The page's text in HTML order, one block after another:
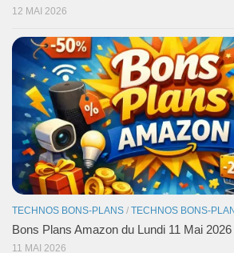
12 MAI 2026
TECHNOS BONS-PLANS / TECHNOS BONS-
Bons Plans Amazon du Lundi 11 Mai 2026
11 MAI 2026